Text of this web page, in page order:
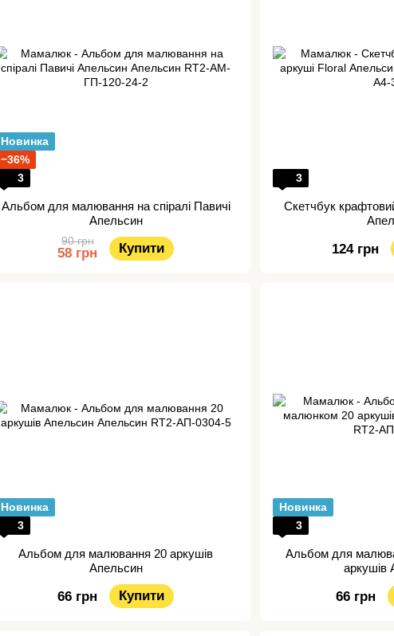
Новинка
−36%
3
Альбом для малювання на спіралі Павичі
Апельсин
90 грн
58 грн Купити
3
Скетчбук
124 грн
Новинка
3
Альбом для малювання 20 аркушів
Апельсин
66 грн Купити
Новинка
3
Альбом для
аркушів
66 грн